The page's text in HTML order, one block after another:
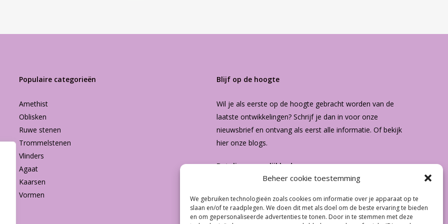
Beheer cookie toestemming
We gebruiken technologieën zoals cookies om informatie over je apparaat op te
slaan en/of te raadplegen. We doen dit met als doel om de beste ervaring te bieden
en om gepersonaliseerde advertenties te tonen. Door in te stemmen met deze
Subtotaal: €0.00
Populaire categorieën
Amethist
Oblisken
Ruwe stenen
Trommelstenen
Vlinders
Agaat
Kaarsen
Vormen
Blijf op de hoogte
Wil je als eerste op de hoogte gebracht worden van de
laatste ontwikkelingen? Schrijf je dan in voor onze
nieuwsbriefen ontvang als eerst alle informatie. Of bekijk
hier onzeblogs.
Betalingsmogelijkheden